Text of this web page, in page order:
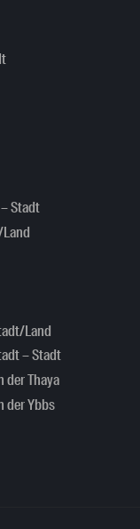
Stadt
Land
– Stadt
der Thaya
der Ybbs